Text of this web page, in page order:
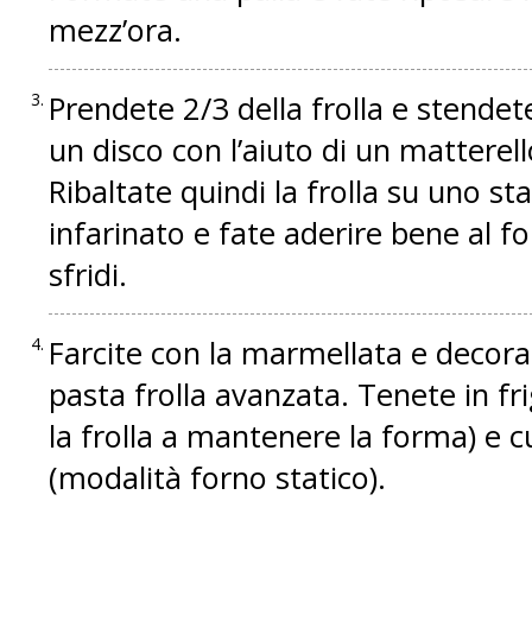
mezz’ora.
Prendete 2/3 della frolla e
un disco con l’aiuto di un
Ribaltate quindi la frolla su uno
infarinato e fate aderire bene al
sfridi.
Farcite con la marmellata e
pasta frolla avanzata. Tenete in
la frolla a mantenere la forma) e
(modalità forno statico).